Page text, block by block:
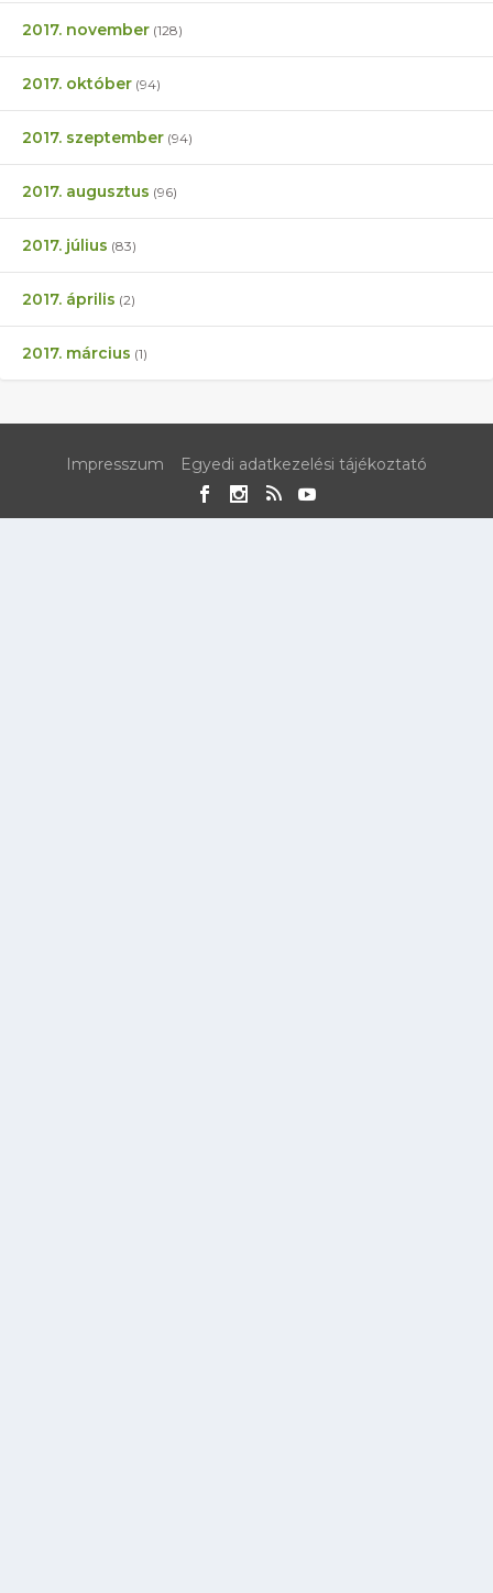
2017. november (128)
2017. október (94)
2017. szeptember (94)
2017. augusztus (96)
2017. július (83)
2017. április (2)
2017. március (1)
Impresszum Egyedi adatkezelési tájékoztató